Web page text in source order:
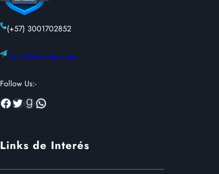
(+57) 3001702852
ventas@servivps.com
Follow Us:-
Facebook Twitter Goodreads WhatsApp
Links de Interés